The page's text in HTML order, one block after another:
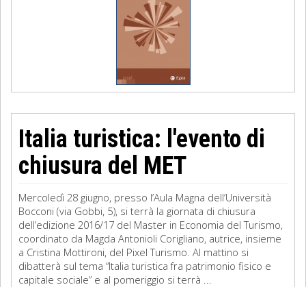
Italia turistica: l'evento di
chiusura del MET
Mercoledì 28 giugno, presso l’Aula Magna dell’Università
Bocconi (via Gobbi, 5), si terrà la giornata di chiusura
dell’edizione 2016/17 del Master in Economia del Turismo,
coordinato da Magda Antonioli Corigliano, autrice, insieme
a Cristina Mottironi, del Pixel Turismo. Al mattino si
dibatterà sul tema “Italia turistica fra patrimonio fisico e
capitale sociale” e al pomeriggio si terrà ...